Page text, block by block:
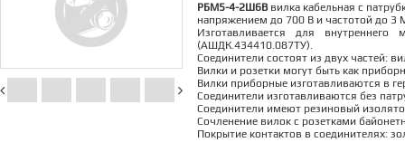
РБМ5-4-2Ш6Ввилка кабельная с
напряжением до 700 В и частотой до 3
Изготавливается для
(АШДК.434410.087ТУ).
Соединители состоят из двух частей:
Вилки и розетки могут быть как
Вилки приборные изготавливаются в
Соединители изготавливаются без
Соединители имеют резиновый
Сочленение вилок с розетками
Покрытие контактов в соединителях: